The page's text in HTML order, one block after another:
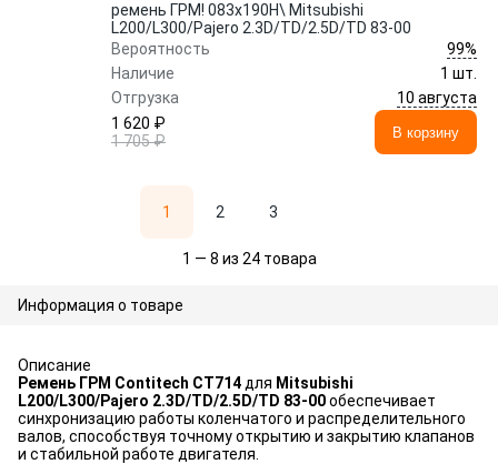
ремень ГРМ! 083x190H\ Mitsubishi
L200/L300/Pajero 2.3D/TD/2.5D/TD 83-00
Вероятность
99%
Наличие
1 шт.
Отгрузка
10 августа
1 620 ₽
1 705 ₽
В корзину
1 2 3
1 — 8 из 24 товара
Информация о товаре
Описание
Ремень ГРМ Contitech CT714 для Mitsubishi
L200/L300/Pajero 2.3D/TD/2.5D/TD 83-00обеспечивает
синхронизацию работы коленчатого и распределительного
валов, способствуя точному открытию и закрытию клапанов
и стабильной работе двигателя.